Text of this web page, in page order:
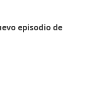
episodio de